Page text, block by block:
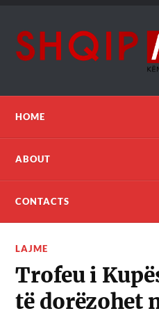
HOME
ABOUT
CONTACTS
LAJME
Trofeu i
të dorëzohet